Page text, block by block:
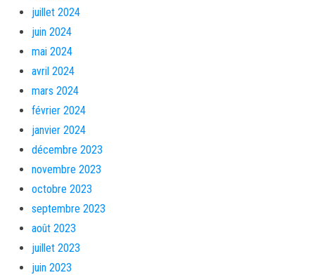
juillet 2024
juin 2024
mai 2024
avril 2024
mars 2024
février 2024
janvier 2024
décembre 2023
novembre 2023
octobre 2023
septembre 2023
août 2023
juillet 2023
juin 2023